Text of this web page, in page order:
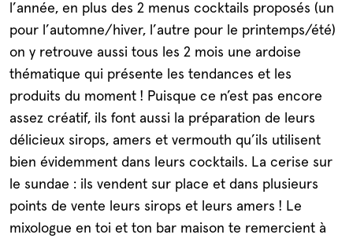
l’année, en plus des 2 menus cocktails proposés (un
pour l’automne/hiver, l’autre pour le printemps/été)
on y retrouve aussi tous les 2 mois une ardoise
thématique qui présente les tendances et les
produits du moment ! Puisque ce n’est pas encore
assez créatif, ils font aussi la préparation de leurs
délicieux sirops, amers et vermouth qu’ils utilisent
bien évidemment dans leurs cocktails. La cerise sur
le sundae : ils vendent sur place et dans plusieurs
points de vente leurs sirops et leurs amers ! Le
mixologue en toi et ton bar maison te remercient à